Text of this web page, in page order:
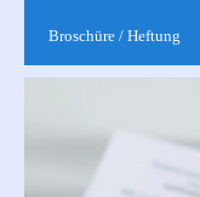
Broschüre / Heftung
Die Broschur oder